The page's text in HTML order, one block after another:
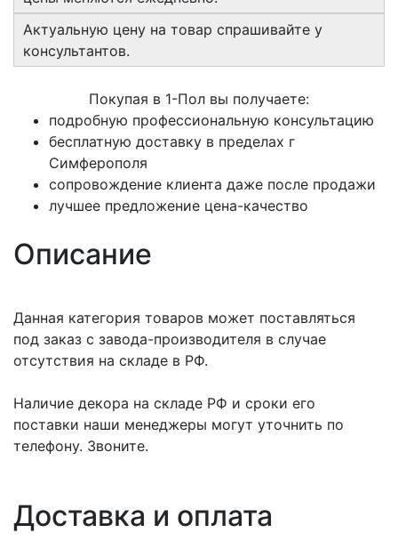
Актуальную цену на товар спрашивайте у
консультантов.
Покупая в 1-Пол вы получаете:
подробную профессиональную консультацию
бесплатную доставку в пределах г
Симферополя
сопровождение клиента даже после продажи
лучшее предложение цена-качество
Описание
Данная категория товаров может поставляться
под заказ с завода-производителя в случае
отсутствия на складе в РФ.
Наличие декора на складе РФ и сроки его
поставки наши менеджеры могут уточнить по
телефону. Звоните.
Доставка и оплата